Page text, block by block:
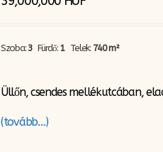
Szoba:3 Fürdő: 1 Telek: 740 m²
Üllőn, csendes mellékutcában,
(tovább…)